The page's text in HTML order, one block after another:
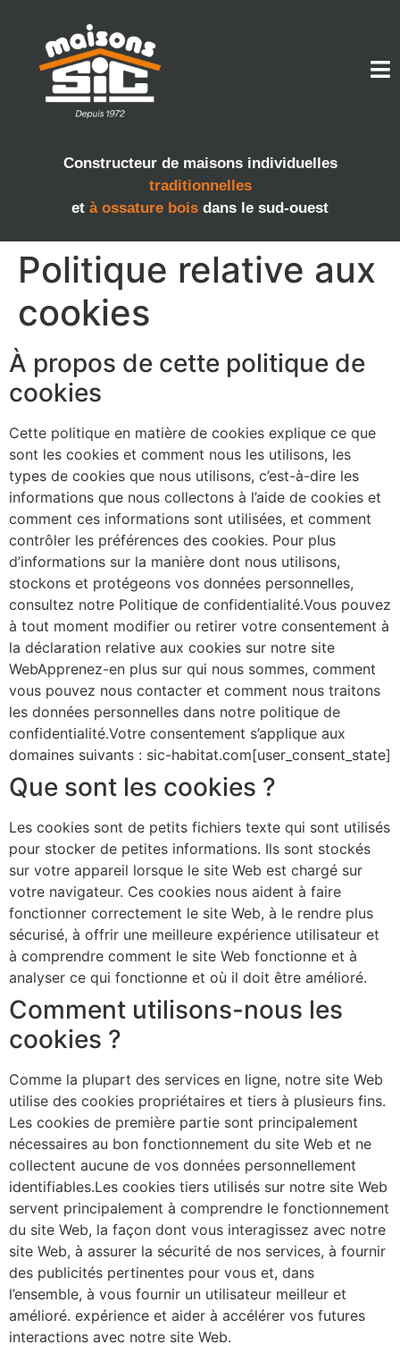
Constructeur de maisons individuelles
traditionnelles
et à ossature bois dans le sud-ouest
Politique relative aux
cookies
À propos de cette politique de
cookies
Cette politique en matière de cookies explique ce que
sont les cookies et comment nous les utilisons, les
types de cookies que nous utilisons, c’est-à-dire les
informations que nous collectons à l’aide de cookies et
comment ces informations sont utilisées, et comment
contrôler les préférences des cookies. Pour plus
d’informations sur la manière dont nous utilisons,
stockons et protégeons vos données personnelles,
consultez notre Politique de confidentialité.Vous pouvez
à tout moment modifier ou retirer votre consentement à
la déclaration relative aux cookies sur notre site
WebApprenez-en plus sur qui nous sommes, comment
vous pouvez nous contacter et comment nous traitons
les données personnelles dans notre politique de
confidentialité.Votre consentement s’applique aux
domaines suivants : sic-habitat.com[user_consent_state]
Que sont les cookies ?
Les cookies sont de petits fichiers texte qui sont utilisés
pour stocker de petites informations. Ils sont stockés
sur votre appareil lorsque le site Web est chargé sur
votre navigateur. Ces cookies nous aident à faire
fonctionner correctement le site Web, à le rendre plus
sécurisé, à offrir une meilleure expérience utilisateur et
à comprendre comment le site Web fonctionne et à
analyser ce qui fonctionne et où il doit être amélioré.
Comment utilisons-nous les
cookies ?
Comme la plupart des services en ligne, notre site Web
utilise des cookies propriétaires et tiers à plusieurs fins.
Les cookies de première partie sont principalement
nécessaires au bon fonctionnement du site Web et ne
collectent aucune de vos données personnellement
identifiables.Les cookies tiers utilisés sur notre site Web
servent principalement à comprendre le fonctionnement
du site Web, la façon dont vous interagissez avec notre
site Web, à assurer la sécurité de nos services, à fournir
des publicités pertinentes pour vous et, dans
l’ensemble, à vous fournir un utilisateur meilleur et
amélioré. expérience et aider à accélérer vos futures
interactions avec notre site Web.